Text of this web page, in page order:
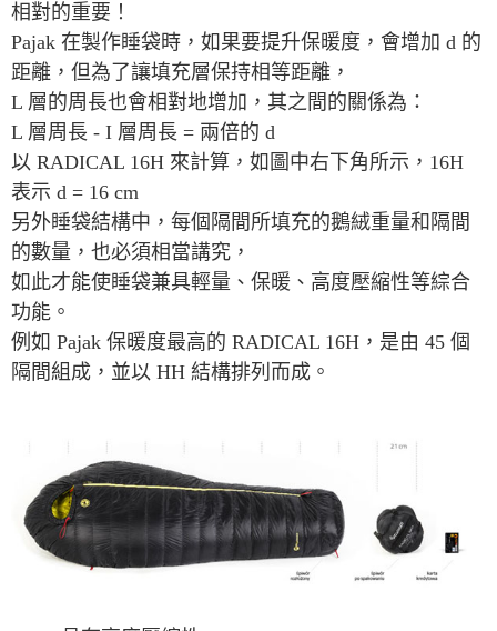
相對的重要！
Pajak 在製作睡袋時，如果要提升保暖度，會增加 d 的
距離，但為了讓填充層保持相等距離，
L 層的周長也會相對地增加，其之間的關係為：
L 層周長 - I 層周長 = 兩倍的 d
以 RADICAL 16H 來計算，如圖中右下角所示，16H
表示 d = 16 cm
另外睡袋結構中，每個隔間所填充的鵝絨重量和隔間
的數量，也必須相當講究，
如此才能使睡袋兼具輕量、保暖、高度壓縮性等綜合
功能。
例如 Pajak 保暖度最高的 RADICAL 16H，是由 45 個
隔間組成，並以 HH 結構排列而成。